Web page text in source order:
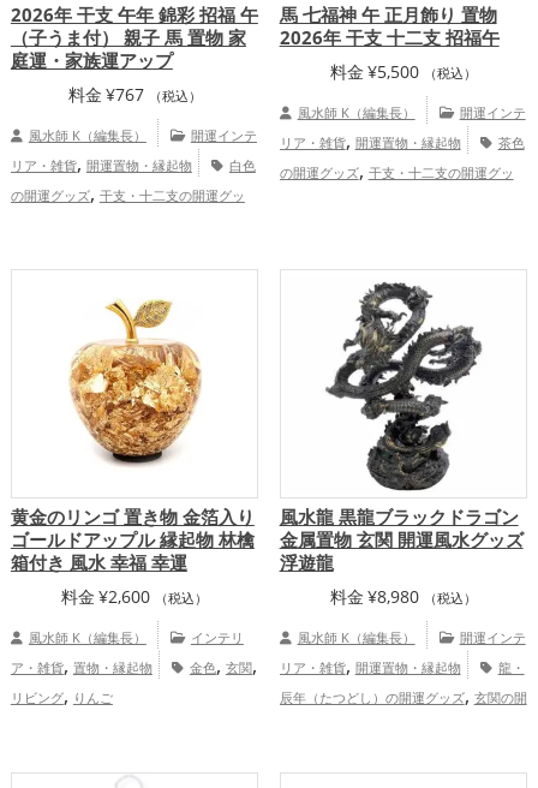
2026年 干支 午年 錦彩 招福 午
（子うま付） 親子 馬 置物 家
庭運・家族運アップ
料金 ¥767 （税込）
風水師 K（編集長）
開運インテ
リア・雑貨, 開運置物・縁起物
白色
の開運グッズ, 干支・十二支の開運グッ
仕事運アップ,家庭運・家族運アッ
馬 七福神 午 正月飾り 置物
2026年 干支 十二支 招福午
料金 ¥5,500 （税込）
風水師 K（編集長）
開運インテ
リア・雑貨, 開運置物・縁起物
茶色
の開運グッズ, 干支・十二支の開運グッ
七福神の開運グッズ
金運アップ,仕事運アップ ,
家庭運・家族運アップ,総合運・全
体運アップ
黄金のリンゴ 置き物 金箔入り
ゴールドアップル 縁起物 林檎
箱付き 風水 幸福 幸運
料金 ¥2,600 （税込）
風水師 K（編集長）
インテリ
ア・雑貨, 置物・縁起物 金色, 玄関,
リビング, りんご
風水龍 黒龍ブラックドラゴン
金属置物 玄関 開運風水グッズ
浮遊龍
料金 ¥8,980 （税込）
風水師 K（編集長）
開運インテ
リア・雑貨, 開運置物・縁起物
龍・
辰年（たつどし）の開運グッズ, 玄関の開